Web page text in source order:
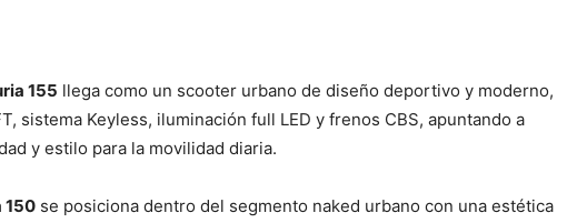
155 llega como un scooter urbano de diseño deportivo y moderno,
sistema Keyless, iluminación full LED y frenos CBS, apuntando a
y estilo para la movilidad diaria.
150 se posiciona dentro del segmento naked urbano con una estética